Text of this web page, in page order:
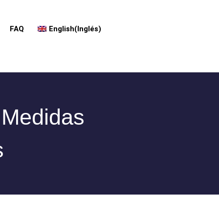
FAQ English(Inglés)